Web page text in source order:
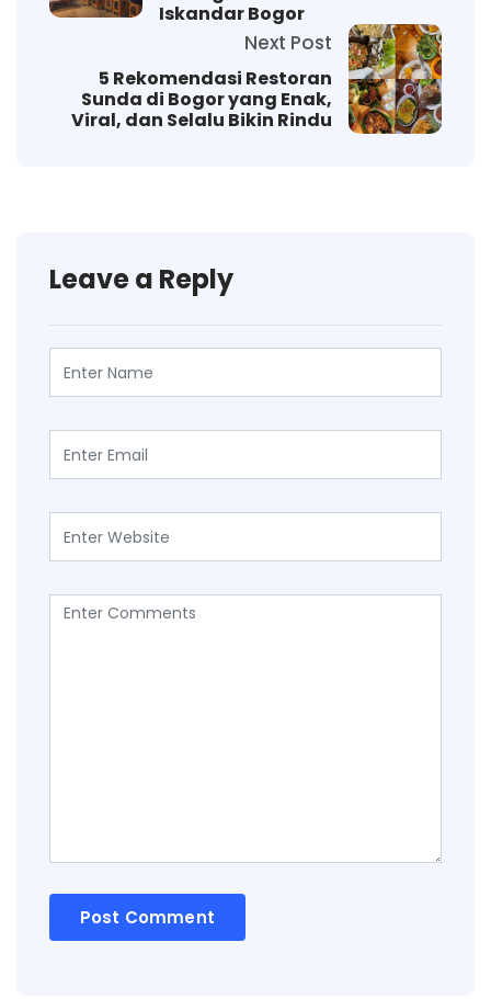
Iskandar Bogor
Next Post
5 Rekomendasi Restoran
Sunda di Bogor yang Enak,
Viral, dan Selalu Bikin Rindu
Leave a Reply